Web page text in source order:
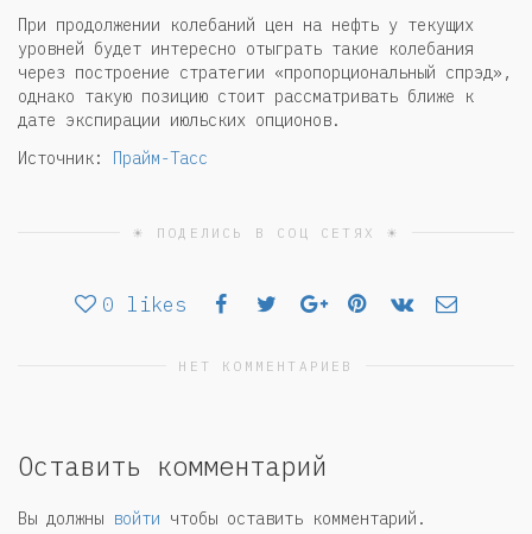
При продолжении колебаний цен на нефть у текущих
уровней будет интересно отыграть такие колебания
через построение стратегии «пропорциональный спрэд»,
однако такую позицию стоит рассматривать ближе к
дате экспирации июльских опционов.
Источник: Прайм-Тасс
☀ ПОДЕЛИСЬ В СОЦ СЕТЯХ ☀
0 likes
НЕТ КОММЕНТАРИЕВ
Оставить комментарий
Вы должны войти чтобы оставить комментарий.